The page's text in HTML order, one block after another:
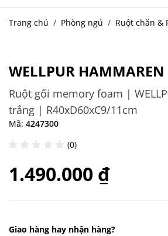
Trang chủ / Phòng ngủ / Ruột chăn &
WELLPUR HAMMAREN
Ruột gối memory foam |
trắng | R40xD60xC9/11cm
Mã: 4247300
(0)
1.490.000 ₫
Giao hàng hay nhận hàng?